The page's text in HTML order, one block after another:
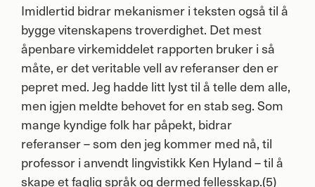
Imidlertid bidrar mekanismer i teksten også til å
bygge vitenskapens troverdighet. Det mest
åpenbare virkemiddelet rapporten bruker i så
måte, er det veritable vell av referanser den er
pepret med. Jeg hadde litt lyst til å telle dem alle,
men igjen meldte behovet for en stab seg. Som
mange kyndige folk har påpekt, bidrar
referanser – som den jeg kommer med nå, til
professor i anvendt lingvistikk Ken Hyland – til å
skape et faglig språk og dermed fellesskap.(5)